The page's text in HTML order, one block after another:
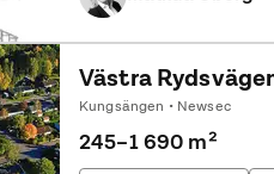
Västra
Kungsängen • Newsec
245–1 690 m²